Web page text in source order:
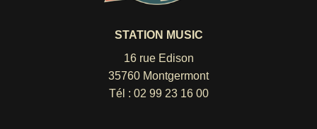
STATION MUSIC
16 rue Edison
35760 Montgermont
Tél : 02 99 23 16 00